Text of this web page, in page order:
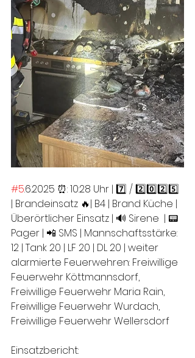
#5.6.2025 ⏰: 10:28 Uhr | 7️⃣ / 2️⃣0️⃣2️⃣5️⃣
| Brandeinsatz 🔥| B4 | Brand Küche |
Überörtlicher Einsatz | 🔊 Sirene  | 📟
Pager | 📲 SMS | Mannschaftsstärke:
12 | Tank 20 | LF 20 | DL 20 | weiter
alarmierte Feuerwehren: Freiwillige
Feuerwehr Köttmannsdorf,
Freiwillige Feuerwehr Maria Rain,
Freiwillige Feuerwehr Wurdach,
Freiwillige Feuerwehr Wellersdorf
Einsatzbericht: